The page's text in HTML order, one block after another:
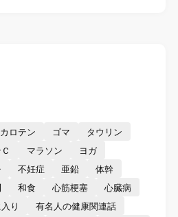
カロテン ゴマ
タウリン
マラソン
ヨガ
不妊症 亜鉛
体幹
和食 心筋梗塞
心臓病
り
有名人の健康関連話